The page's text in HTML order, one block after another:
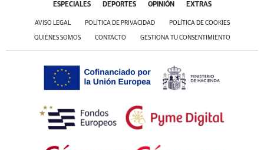
ESPECIALES DEPORTES OPINIÓN EXTRAS
AVISO LEGAL POLÍTICA DE PRIVACIDAD POLÍTICA DE COOKIES
QUIÉNES SOMOS CONTACTO GESTIONA TU CONSENTIMIENTO